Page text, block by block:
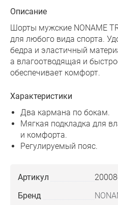
Описание
Шорты мужские NONAME
для любого вида спорта.
бедра и эластичный
а влагоотводящая и
обеспечивает комфорт.
Характеристики
Два кармана по бокам.
Мягкая подкладка для
и комфорта.
Регулируемый пояс.
Артикул
Бренд